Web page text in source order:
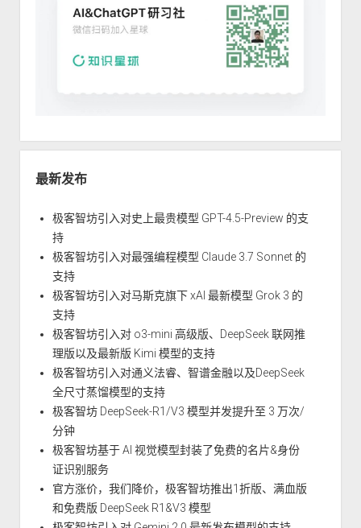
最新发布
极客智坊引入对史上最贵模型 GPT-4.5-Preview 的支
持
极客智坊引入对最强编程模型 Claude 3.7 Sonnet 的
支持
极客智坊引入对马斯克旗下 xAI 最新模型 Grok 3 的
支持
极客智坊引入对 o3-mini 高级版、DeepSeek 联网推
理版以及最新版 Kimi 模型的支持
极客智坊引入对通义法睿、智谱金融以及DeepSeek
全尺寸蒸馏模型的支持
极客智坊 DeepSeek-R1/V3 模型并发提升至 3 万次/
分钟
极客智坊基于 AI 视觉模型封装了免费的名片&身份
证识别服务
官方涨价，我们降价，极客智坊推出1折版、满血版
和免费版 DeepSeek R1&V3 模型